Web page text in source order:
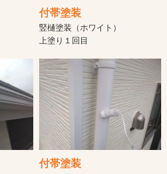
付帯塗装
竪樋塗装（ホワイト）
上塗り１回目
付帯塗装